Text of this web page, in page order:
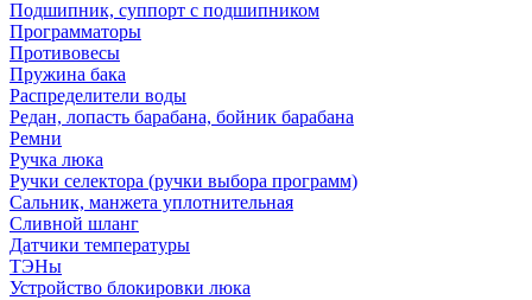
Подшипник, суппорт с подшипником
Программаторы
Противовесы
Пружина бака
Распределители воды
Редан, лопасть барабана, бойник барабана
Ремни
Ручка люка
Ручки селектора (ручки выбора программ)
Сальник, манжета уплотнительная
Сливной шланг
Датчики температуры
ТЭНы
Устройство блокировки люка